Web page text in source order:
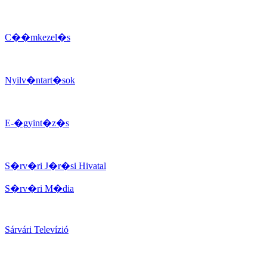
C��mkezel�s
Nyilv�ntart�sok
E-�gyint�z�s
S�rv�ri J�r�si Hivatal
S�rv�ri M�dia
Sárvári Televízió